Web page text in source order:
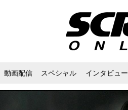
動画配信 スペシャル インタビュー